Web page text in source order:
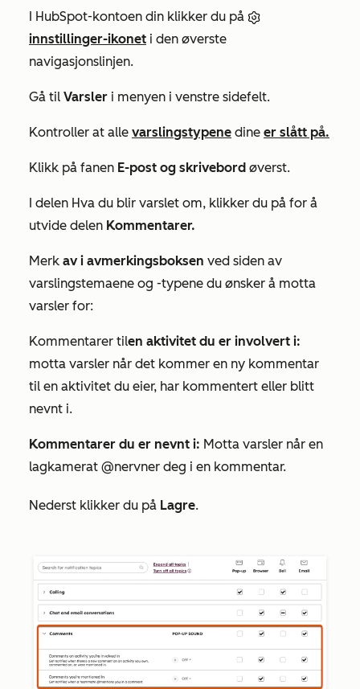
I HubSpot-kontoen din klikker du på
innstillinger-ikonet i den øverste
navigasjonslinjen.
Gå til Varsler i menyen i venstre sidefelt.
Kontroller at alle varslingstypene dine er slått på.
Klikk på fanen E-post og skrivebord øverst.
I delen Hva du blir varslet om, klikker du på for å
utvide delen Kommentarer.
Merk av i avmerkingsboksen ved siden av
varslingstemaene og -typene du ønsker å motta
varsler for:
Kommentarer tilen aktivitet du er involvert i:
motta varsler når det kommer en ny kommentar
til en aktivitet du eier, har kommentert eller blitt
nevnt i.
Kommentarer du er nevnt i: Motta varsler når en
lagkamerat @nervner deg i en kommentar.
Nederst klikker du på Lagre.